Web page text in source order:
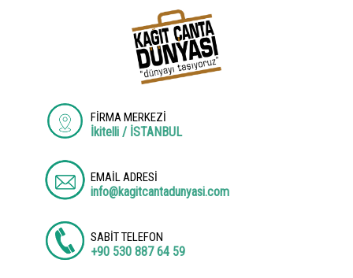
FİRMA MERKEZİ
İkitelli / İSTANBUL
EMAİL ADRESİ
info@kagitcantadunyasi.com
SABİT TELEFON
+90 530 887 64 59